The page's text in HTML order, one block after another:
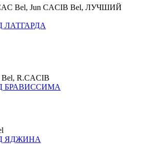
Bel, Jun CACIB Bel, ЛУЧШИЙ
ЛАТГАРДА
R.CACIB
БРАВИССИМА
ЯДЖИНА